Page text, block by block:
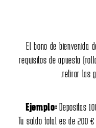
El bono de
requisitos de
Ejemplo:
Tu saldo total